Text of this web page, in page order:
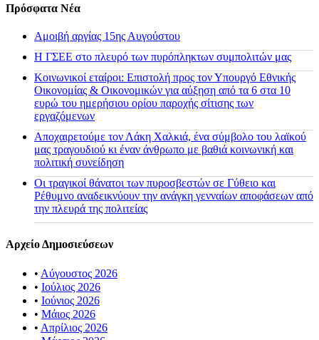
Πρόσφατα Νέα
Αμοιβή αργίας 15ης Αυγούστου
H ΓΣΕΕ στο πλευρό των πυρόπληκτων συμπολιτών μας
Κοινωνικοί εταίροι: Επιστολή προς τον Υπουργό Εθνικής
Οικονομίας & Οικονομικών για αύξηση από τα 6 στα 10
ευρώ του ημερήσιου ορίου παροχής σίτισης των
εργαζόμενων
Αποχαιρετούμε τον Λάκη Χαλκιά, ένα σύμβολο του λαϊκού
μας τραγουδιού κι έναν άνθρωπο με βαθιά κοινωνική και
πολιτική συνείδηση
Οι τραγικοί θάνατοι των πυροσβεστών σε Γύθειο και
Ρέθυμνο αναδεικνύουν την ανάγκη γενναίων αποφάσεων από
την πλευρά της πολιτείας
Αρχείο Δημοσιεύσεων
• Αύγουστος 2026
• Ιούλιος 2026
• Ιούνιος 2026
• Μάιος 2026
• Απρίλιος 2026